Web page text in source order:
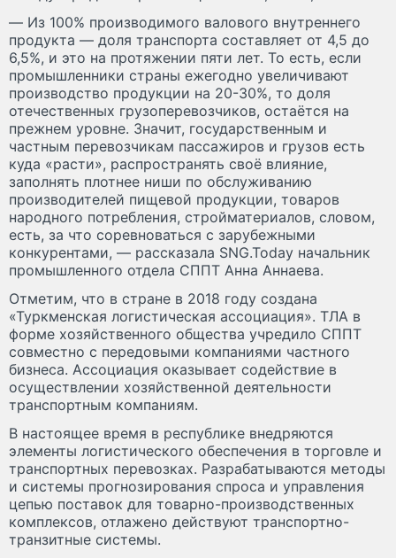
― Из 100% производимого валового внутреннего
продукта ― доля транспорта составляет от 4,5 до
6,5%, и это на протяжении пяти лет. То есть, если
промышленники страны ежегодно увеличивают
производство продукции на 20-30%, то доля
отечественных грузоперевозчиков, остаётся на
прежнем уровне. Значит, государственным и
частным перевозчикам пассажиров и грузов есть
куда «расти», распространять своё влияние,
заполнять плотнее ниши по обслуживанию
производителей пищевой продукции, товаров
народного потребления, стройматериалов, словом,
есть, за что соревноваться с зарубежными
конкурентами, ― рассказала SNG.Today начальник
промышленного отдела СППТ Анна Аннаева.
Отметим, что в стране в 2018 году создана
«Туркменская логистическая ассоциация». ТЛА в
форме хозяйственного общества учредило СППТ
совместно с передовыми компаниями частного
бизнеса. Ассоциация оказывает содействие в
осуществлении хозяйственной деятельности
транспортным компаниям.
В настоящее время в республике внедряются
элементы логистического обеспечения в торговле и
транспортных перевозках. Разрабатываются методы
и системы прогнозирования спроса и управления
цепью поставок для товарно-производственных
комплексов, отлажено действуют транспортно-
транзитные системы.